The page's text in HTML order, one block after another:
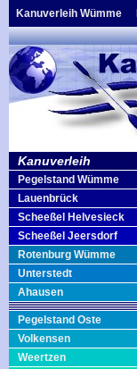
Kanuverleih Wümme
Kanuverleih
Pegelstand Wümme
Lauenbrück
Scheeßel Helvesieck
Scheeßel Jeersdorf
Rotenburg Wümme
Unterstedt
Ahausen
Pegelstand Oste
Volkensen
Weertzen